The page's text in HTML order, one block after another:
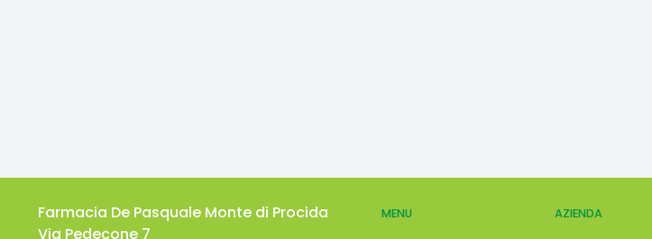
Farmacia De Pasquale Monte di Procida
Via Pedecone 7
MENU AZIENDA